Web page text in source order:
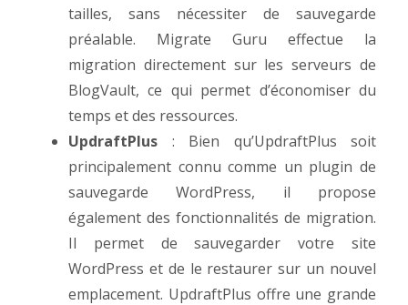
tailles, sans nécessiter de sauvegarde
préalable. Migrate Guru effectue la
migration directement sur les serveurs de
BlogVault, ce qui permet d’économiser du
temps et des ressources.
UpdraftPlus : Bien qu’UpdraftPlus soit
principalement connu comme un plugin de
sauvegarde WordPress, il propose
également des fonctionnalités de migration.
Il permet de sauvegarder votre site
WordPress et de le restaurer sur un nouvel
emplacement. UpdraftPlus offre une grande